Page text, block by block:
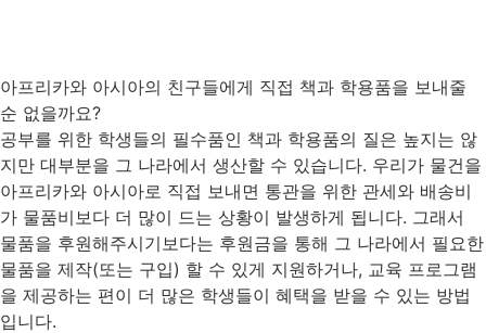
아프리카와 아시아의 친구들에게 직접 책과 학용품을 보내줄
순 없을까요?
공부를 위한 학생들의 필수품인 책과 학용품의 질은 높지는 않
지만 대부분을 그 나라에서 생산할 수 있습니다. 우리가 물건을
아프리카와 아시아로 직접 보내면 통관을 위한 관세와 배송비
가 물품비보다 더 많이 드는 상황이 발생하게 됩니다. 그래서
물품을 후원해주시기보다는 후원금을 통해 그 나라에서 필요한
물품을 제작(또는 구입) 할 수 있게 지원하거나, 교육 프로그램
을 제공하는 편이 더 많은 학생들이 혜택을 받을 수 있는 방법
입니다.